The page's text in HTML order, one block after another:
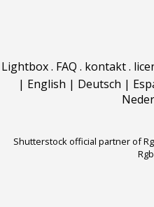
Lightbox. FAQ . kontakt.
| English | Deutsch |
Shutterstock official partner of